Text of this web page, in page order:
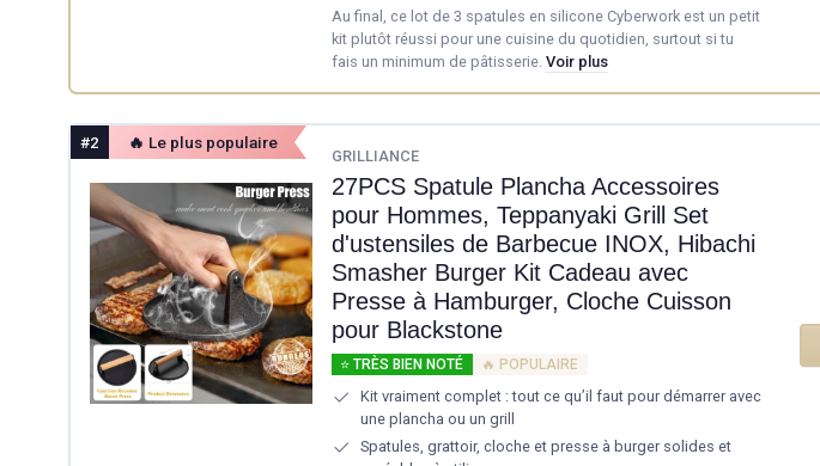
Au final, ce lot de 3 spatules en silicone Cyberwork est un petit
kit plutôt réussi pour une cuisine du quotidien, surtout si tu
fais un minimum de pâtisserie. Voir plus
#2 🔥 Le plus populaire
GRILLIANCE
27PCS Spatule Plancha Accessoires
pour Hommes, Teppanyaki Grill Set
d'ustensiles de Barbecue INOX, Hibachi
Smasher Burger Kit Cadeau avec
Presse à Hamburger, Cloche Cuisson
pour Blackstone
⭐ TRÈS BIEN NOTÉ 🔥 POPULAIRE
Kit vraiment complet : tout ce qu’il faut pour démarrer avec
une plancha ou un grill
Spatules, grattoir, cloche et presse à burger solides et